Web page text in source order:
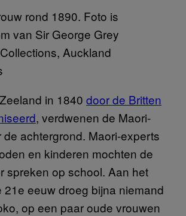
rond 1890. Foto is
van Sir George Grey
Auckland
in 1840 door de Britten
, verdwenen de Maori-
de achtergrond. Maori-experts
en kinderen mochten de
spreken op school. Aan het
e eeuw droeg bijna niemand
op een paar oude vrouwen